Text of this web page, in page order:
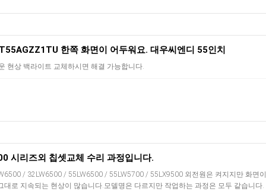
한쪽 화면이 어두워요. 대우씨엔디 55인치
현상 백라이트 교체하시면 해결 가능합니다.
시리즈외 칩셋교체 수리 과정입니다.
/ 32LW6500 / 55LW6500 / 55LW5700 / 55LX9500 외전원은 켜지지만 화면이
대로 지속되는 현상이 많습니다.모델명은 다르지만 작업하는 과정은 모두 같습니다.